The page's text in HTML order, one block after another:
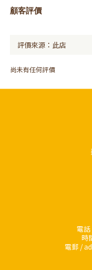
顧客評價
尚未有任何評價
電
時
電郵 /